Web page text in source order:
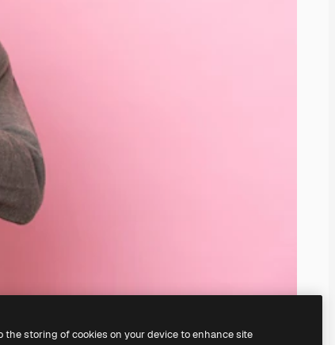
the storing of cookies on your device to enhance site